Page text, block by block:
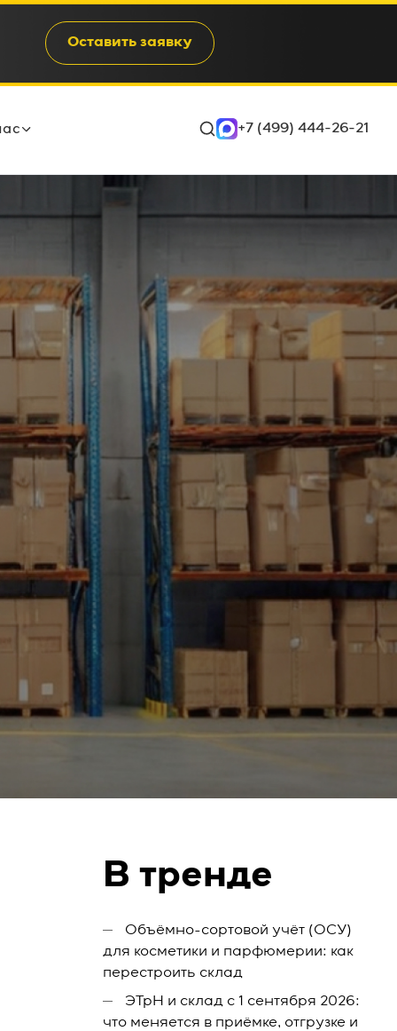
Оставить заявку
+7 (499) 444-26-21
В тренде
Объёмно-сортовой учёт (ОСУ)
для косметики и парфюмерии: как
перестроить склад
ЭТрН и склад с 1 сентября 2026:
что меняется в приёмке, отгрузке и